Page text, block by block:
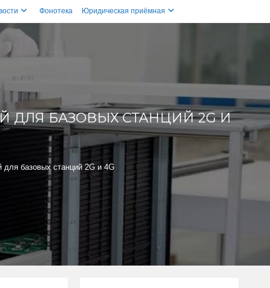
Фонотека Юридическая приёмная
ДЛЯ БАЗОВЫХ СТАНЦИЙ 2G И
базовых станций 2G и 4G